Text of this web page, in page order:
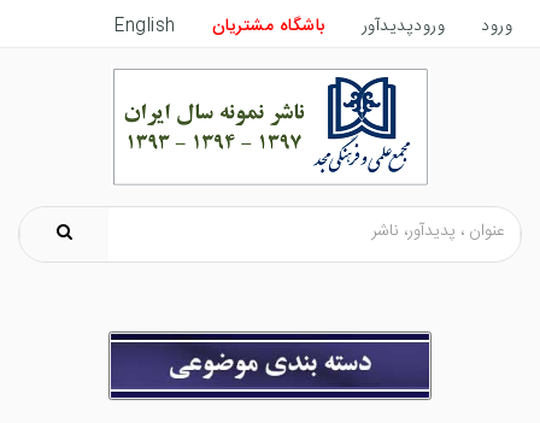
ورود ورودپدیدآور باشگاه مشتریان English